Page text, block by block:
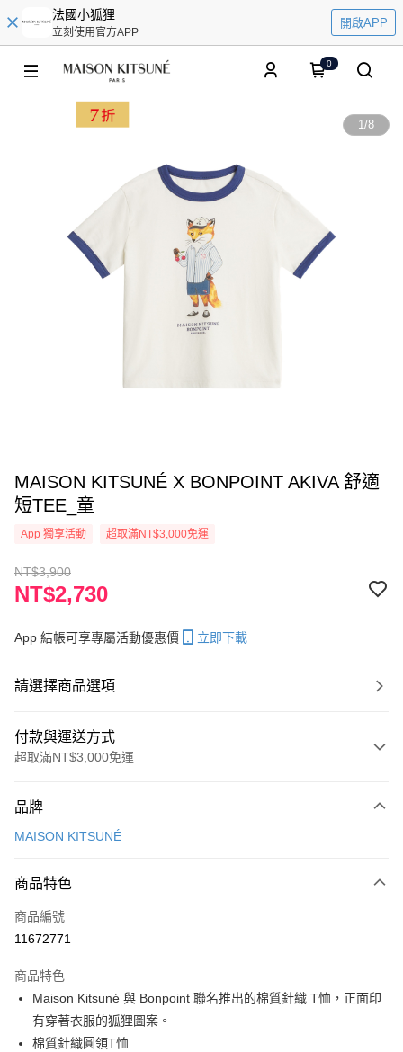
法國小狐狸
立刻使用官方APP
開啟APP
0
1/8
MAISON KITSUNÉ X BONPOINT AKIVA 舒適
短TEE_童
App 獨享活動 超取滿NT$3,000免運
NT$3,900
NT$2,730
App 結帳可享專屬活動優惠價 立即下載
請選擇商品選項
付款與運送方式
超取滿NT$3,000免運
信用卡一次付款
ATM付款
每筆NT$100，滿NT$3,000(含以上)免運費
付款後萊爾富取貨
每筆NT$100
品牌
MAISON KITSUNÉ
商品特色
商品編號
11672771
商品特色
Maison Kitsuné 與 Bonpoint 聯名推出的棉質針織 T恤，正面印
有穿著衣服的狐狸圖案。
棉質針織圓領T恤